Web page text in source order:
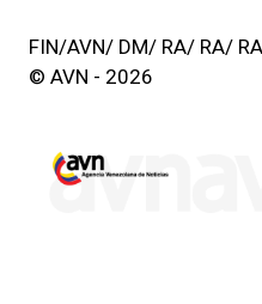
FIN/AVN/ DM/ RA/ RA/
© AVN - 2026